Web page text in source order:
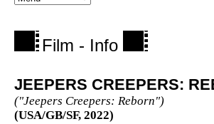
Film - Info
JEEPERS CREEPERS:
("Jeepers Creepers: Reborn")
(USA/GB/SF, 2022)